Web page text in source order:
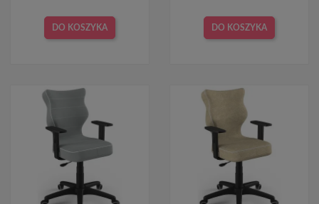
DO KOSZYKA DO KOSZYKA